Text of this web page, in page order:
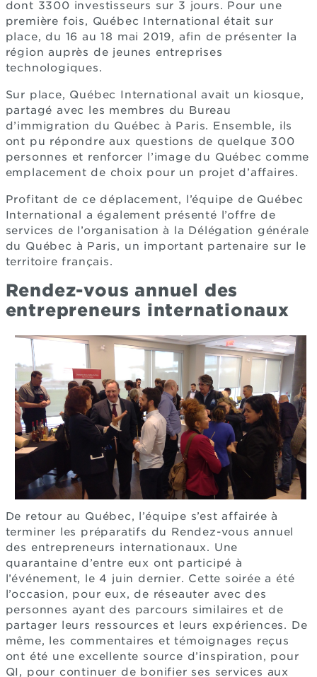
dont 3300 investisseurs sur 3 jours. Pour une
première fois, Québec International était sur
place, du 16 au 18 mai 2019, afin de présenter la
région auprès de jeunes entreprises
technologiques.
Sur place, Québec International avait un kiosque,
partagé avec les membres du Bureau
d’immigration du Québec à Paris. Ensemble, ils
ont pu répondre aux questions de quelque 300
personnes et renforcer l’image du Québec comme
emplacement de choix pour un projet d’affaires.
Profitant de ce déplacement, l’équipe de Québec
International a également présenté l’offre de
services de l’organisation à la Délégation générale
du Québec à Paris, un important partenaire sur le
territoire français.
Rendez-vous annuel des
entrepreneurs internationaux
De retour au Québec, l’équipe s’est affairée à
terminer les préparatifs du Rendez-vous annuel
des entrepreneurs internationaux. Une
quarantaine d’entre eux ont participé à
l’événement, le 4 juin dernier. Cette soirée a été
l’occasion, pour eux, de réseauter avec des
personnes ayant des parcours similaires et de
partager leurs ressources et leurs expériences. De
même, les commentaires et témoignages reçus
ont été une excellente source d’inspiration, pour
QI, pour continuer de bonifier ses services aux